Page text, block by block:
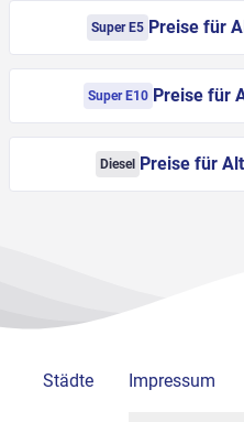
Super E5 Preise für
Super E10 Preise für
Diesel Preise für
Städte Impressum